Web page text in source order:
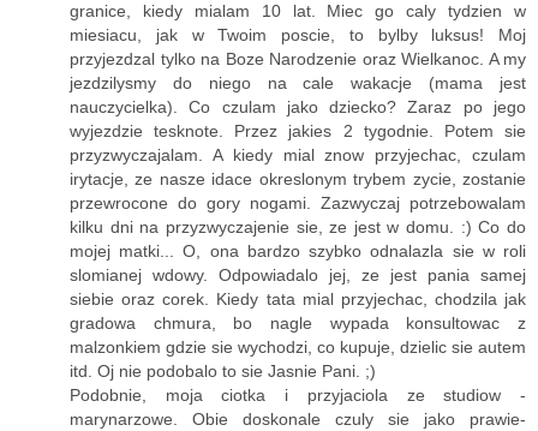
granice, kiedy mialam 10 lat. Miec go caly tydzien w
miesiacu, jak w Twoim poscie, to bylby luksus! Moj
przyjezdzal tylko na Boze Narodzenie oraz Wielkanoc. A my
jezdzilysmy do niego na cale wakacje (mama jest
nauczycielka). Co czulam jako dziecko? Zaraz po jego
wyjezdzie tesknote. Przez jakies 2 tygodnie. Potem sie
przyzwyczajalam. A kiedy mial znow przyjechac, czulam
irytacje, ze nasze idace okreslonym trybem zycie, zostanie
przewrocone do gory nogami. Zazwyczaj potrzebowalam
kilku dni na przyzwyczajenie sie, ze jest w domu. :) Co do
mojej matki... O, ona bardzo szybko odnalazla sie w roli
slomianej wdowy. Odpowiadalo jej, ze jest pania samej
siebie oraz corek. Kiedy tata mial przyjechac, chodzila jak
gradowa chmura, bo nagle wypada konsultowac z
malzonkiem gdzie sie wychodzi, co kupuje, dzielic sie autem
itd. Oj nie podobalo to sie Jasnie Pani. ;)
Podobnie, moja ciotka i przyjaciola ze studiow -
marynarzowe. Obie doskonale czuly sie jako prawie-